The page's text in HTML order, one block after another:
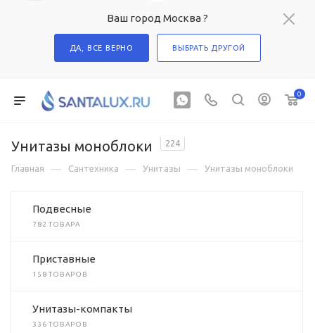
Ваш город Москва ?
ДА, ВСЕ ВЕРНО ВЫБРАТЬ ДРУГОЙ
0
Унитазы моноблоки 224
Главная — Сантехника — Унитазы — Унитазы моноблоки
Подвесные
782 ТОВАРА
Приставные
158 ТОВАРОВ
Унитазы-компакты
336 ТОВАРОВ